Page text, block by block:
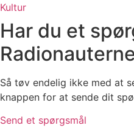
Kultur
Har du et
Så tøv endelig ikke med at
knappen for at sende dit
Send et spørgsmål